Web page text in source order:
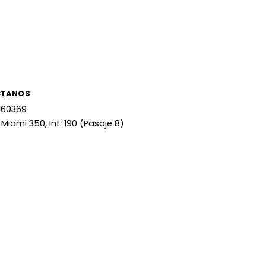
350, Int. 190 (Pasaje 8)